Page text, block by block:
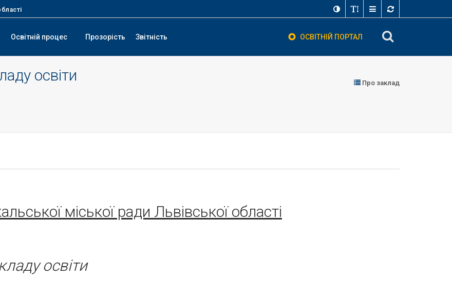
Освітній процес Прозорість Звітність ОСВІТНІЙ ПОРТАЛ
освіти Про заклад
міської ради Львівської області
освіти